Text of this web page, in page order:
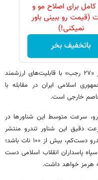
کامل برای اصلاح مو و
(قیمت رو ببینی باور
نمیکنی!)
باتخفیف بخر
گزارش منابع رسانه‌ای نشان می‌دهد که شناور «۲۷ رجب» با قابلیت‌های ارزشمند
اسلامی ایران در مقابله با
خارجی است.
سرعت متوسط این شناورها در
دقیق این شناور تندرو منتشر
نشده، اما به نظر می‌رسد سرعت این شناور تندرو دست‌کم، بیش از ۱۰۰ نات باشد؛
پاسداران انقلاب اسلامی دست
هرمز خواهد داشت.